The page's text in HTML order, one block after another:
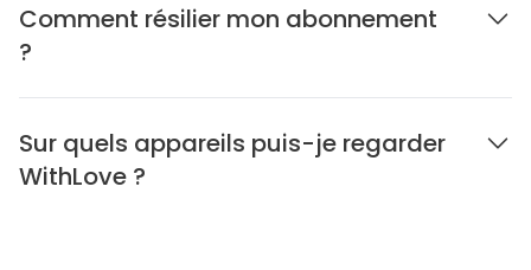
Comment résilier mon abonnement
?
Sur quels appareils puis-je regarder
WithLove ?